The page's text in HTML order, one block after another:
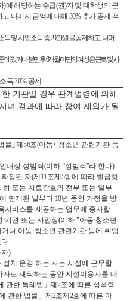
)에 해당하는 수급(권)자 및 대학생의 근
고 나머지 금액에 대해 30% 추가 공제 적
득 및 사업소득 중20만원을 공제하고 나머
에 있거나 분만 후6개월 미만의 여성은 근로 및 사
득30% 공제
기관일 경우 관계법령에 의해
며 결과에 따라 참여 제외가 될
률 ｣제56조(아동 ･ 청소년 관련기관 등
대상 성범죄(이하“성범죄”라 한다)
정된 자(제11 조제5항에 따라 벌금형
형 또는 치료감호의 전부 또는 일부
·면제된 날부터 10년 동안 가정을 방
서비스를 제공하는 업무에 종사할
·기관 또는 사업장(이하"아동·청소년
나 아동·청소년 관련기관 등에 취업
자)
설치·운영 하는 자는 시설에 근무할
자로 재직하는 동안 시설이용자를 대
관한 특례법 」제2조에 따른 성폭력
관한 법률 」 제2조제2호에 따른 아